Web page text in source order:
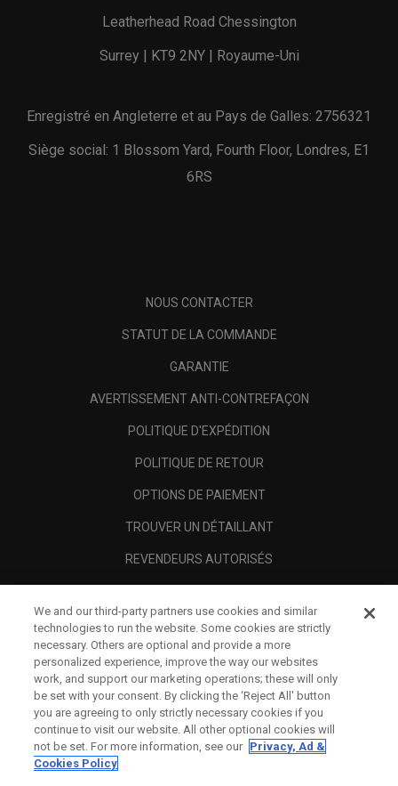
Leatherhead Road Chessington
Surrey | KT9 2NY | Royaume-Uni
Enregistré en Angleterre et au Pays de Galles: 2756321
Siège social: 1 Blossom Yard, Fourth Floor, Londres, E1
6RS
NOUS CONTACTER
STATUT DE LA COMMANDE
GARANTIE
AVERTISSEMENT ANTI-CONTREFAÇON
POLITIQUE D'EXPÉDITION
POLITIQUE DE RETOUR
OPTIONS DE PAIEMENT
TROUVER UN DÉTAILLANT
REVENDEURS AUTORISÉS
A PROPOS
MENTIONS LÉGALES
We and our third-party partners use cookies and similar
technologies to run the website. Some cookies are strictly
necessary. Others are optional and provide a more
personalized experience, improve the way our websites
work, and support our marketing operations; these will only
be set with your consent. By clicking the ‘Reject All' button
you are agreeing to only strictly necessary cookies if you
continue to visit our website. All other optional cookies will
not be set. For more information, see our Privacy, Ad &
Cookies Policy